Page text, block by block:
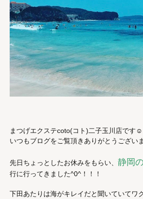
まつげエクステcoto(コト)二子玉川店です☺︎
いつもブログをご覧頂きありがとうございま
先日ちょっとしたお休みをもらい、 静岡
行に行ってきました^0^！！！
下田あたりは海がキレイだと聞いていてワ